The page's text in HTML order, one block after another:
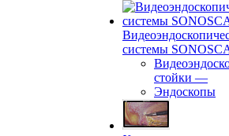
системы
стойки —
Эндоскопы